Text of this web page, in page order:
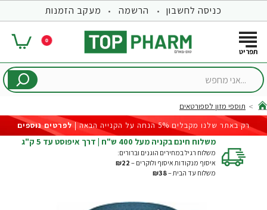
כניסה לחשבון הרשמה מעקב הזמנות
0
...אני
home
תוספי מזון לספורטאים
רק באתר שלנו מקבלים 5% הנחה על הקנייה הבאה |
לפרטים נוספים
משלוח חינם בקניה מעל 400 ש"ח | דרך איפוסט עד 5 ק"ג
משלוח רגיל במחירים הוגנים וברורים:
איסוף מנקודות איסוף ולוקרים – ₪22
משלוח עד הבית –₪38